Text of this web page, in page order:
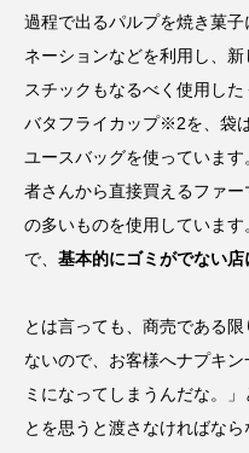
過程で出るパルプを焼き菓
ネーションなどを利用し、
スチックもなるべく使用し
バタフライカップ※2を、袋
ユースバッグを使っていま
者さんから直接買えるファ
の多いものを使用していま
で、 基本的にゴミがでない店
とは言っても、商売である
ないので、お客様へナプキ
ミになってしまうんだな。
とを思うと渡さなければなら